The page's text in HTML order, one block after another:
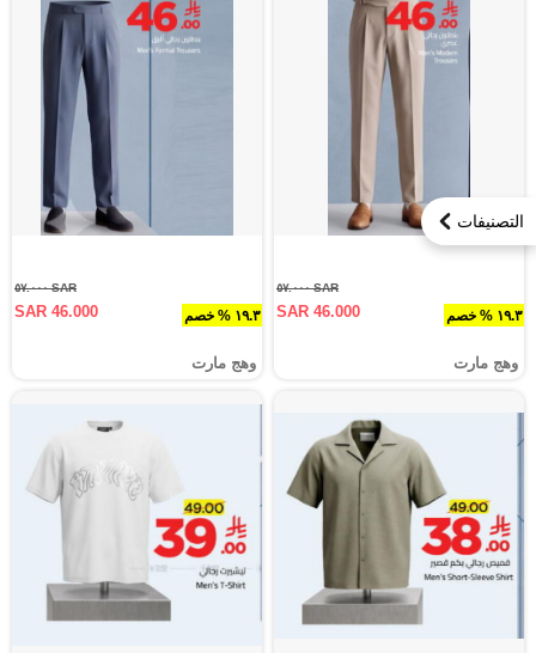
التصنيفات
١٩.٣ % خصم
SAR ٥٧.٠٠٠
SAR 46.000
وهج مارت
١٩.٣ % خصم
SAR ٥٧.٠٠٠
SAR 46.000
وهج مارت